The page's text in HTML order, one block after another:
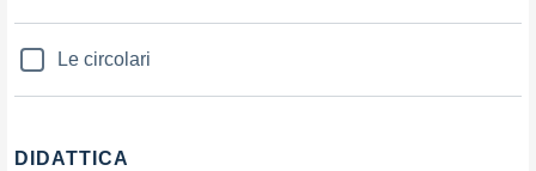
Le circolari
DIDATTICA